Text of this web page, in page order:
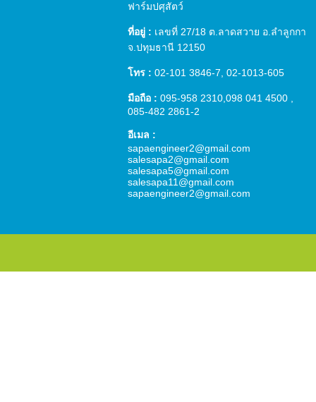
ฟาร์มปศุสัตว์
ที่อยู่ : เลขที่ 27/18 ต.ลาดสวาย อ.ลำลูกกา
จ.ปทุมธานี 12150
โทร : 02-101 3846-7 02-1013-605
มือถือ : 095-958 2310, 098 041 4500,
085-482 2861-2
อีเมล :
sapaengineer2@gmail.com
salesapa2@gmail.com
salesapa5@gmail.com
salesapa11@gmail.com
sapaengineer2@gmail.com